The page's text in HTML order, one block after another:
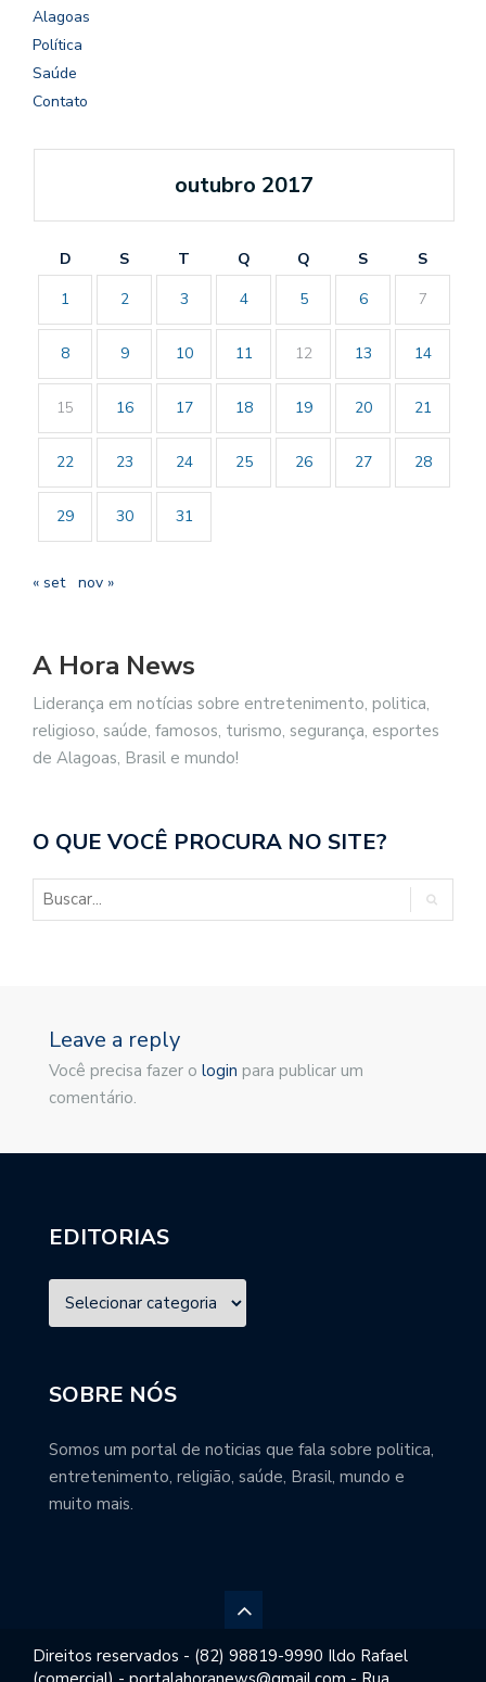
Alagoas
Política
Saúde
Contato
outubro 2017
D S T Q Q S
S
1
2 3 4 5 6 7
8 9 10 11 12 13 14
15 16 17 18 19 20 21
22 23 24 25 26 27 28
29 30 31
« set nov »
A Hora News
Liderança em notícias sobre entretenimento, politica,
religioso, saúde, famosos, turismo, segurança, esportes
de Alagoas, Brasil e mundo!
O QUE VOCÊ PROCURA NO SITE?
Leave a reply
Você precisa fazer o login para publicar um
comentário.
EDITORIAS
SOBRE NÓS
Somos um portal de noticias que fala sobre politica,
entretenimento, religião, saúde, Brasil, mundo e
muito mais.
Direitos reservados - (82) 98819-9990 Ildo Rafael